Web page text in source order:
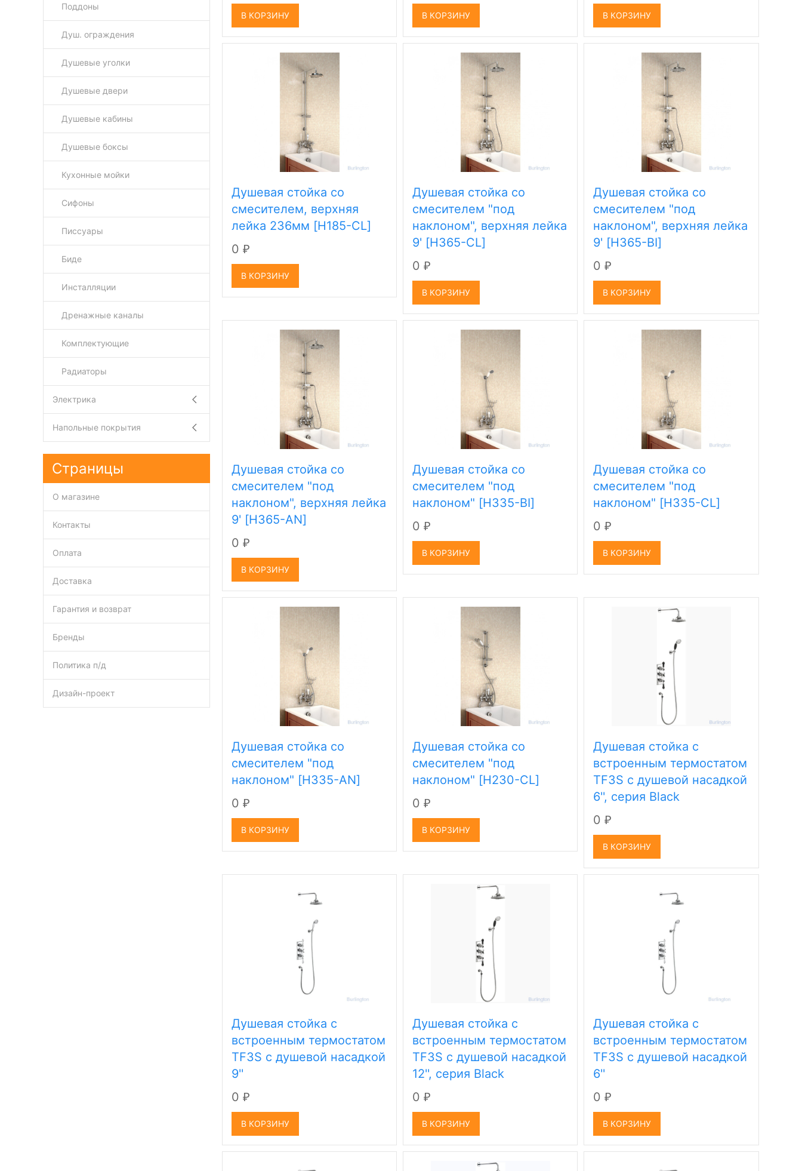
В КОРЗИНУ В КОРЗИНУ В КОРЗИНУ
Душевая стойка со
смесителем, верхняя
лейка 236мм [H185-CL]
0 ₽
В КОРЗИНУ
Душевая стойка со
смесителем "под
наклоном", верхняя лейка
9' [H365-CL]
0₽
В КОРЗИНУ
Душевая стойка со
смесителем "под
наклоном", верхняя лейка
9' [H365-BI]
0₽
В КОРЗИНУ
Душевая стойка со
смесителем "под
наклоном", верхняя лейка
9' [H365-AN]
0 ₽
В КОРЗИНУ
Душевая стойка со
смесителем "под
наклоном" [H335-BI]
0₽
В КОРЗИНУ
Душевая стойка со
смесителем "под
наклоном" [H335-CL]
0₽
В КОРЗИНУ
Душевая стойка со
смесителем "под
наклоном" [H335-AN]
0 ₽
В КОРЗИНУ
Душевая стойка со
смесителем "под
наклоном" [H230-CL]
0₽
В КОРЗИНУ
Душевая стойка c
встроенным термостатом
TF3S c душевой насадкой
6'', серия Black
0₽
В КОРЗИНУ
Душевая стойка c
встроенным термостатом
TF3S c душевой насадкой
9''
0 ₽
В КОРЗИНУ
Душевая стойка c
встроенным термостатом
TF3S c душевой насадкой
12'', серия Black
0₽
В КОРЗИНУ
Душевая стойка c
встроенным термостатом
TF3S c душевой насадкой
6''
0₽
В КОРЗИНУ
Поддоны
Душ. ограждения
Душевые уголки
Душевые двери
Душевые кабины
Душевые боксы
Кухонные мойки
Сифоны
Писсуары
Биде
Инсталляции
Дренажные каналы
Комплектующие
Радиаторы
Электрика
Напольные покрытия
Страницы
О магазине
Контакты
Оплата
Доставка
Гарантия и возврат
Бренды
Политика п/д
Дизайн-проект